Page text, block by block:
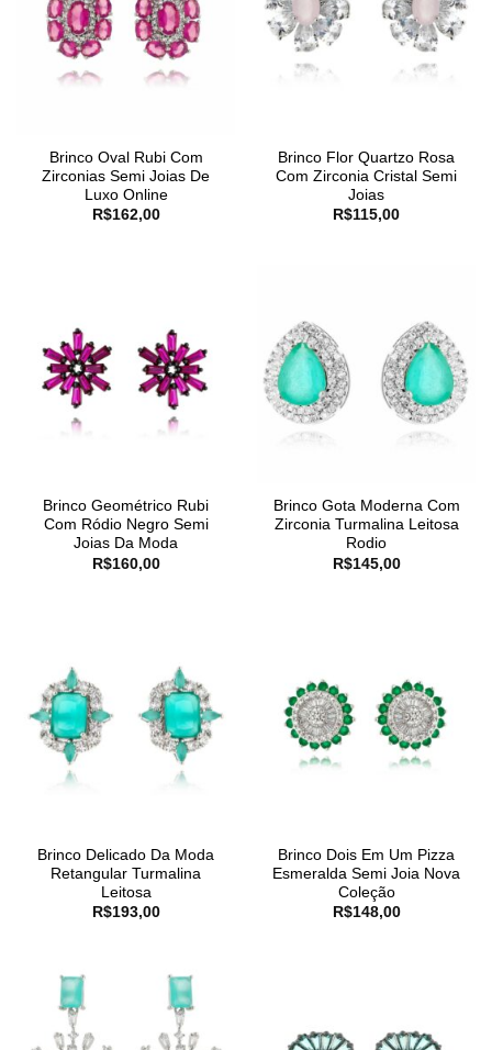
Brinco Oval Rubi Com
Zirconias Semi Joias De
Luxo Online
R$162,00
Brinco Flor Quartzo Rosa
Com Zirconia Cristal Semi
Joias
R$115,00
Brinco Geométrico Rubi
Com Ródio Negro Semi
Joias Da Moda
R$160,00
Brinco Gota Moderna Com
Zirconia Turmalina Leitosa
Rodio
R$145,00
Brinco Delicado Da Moda
Retangular Turmalina
Leitosa
R$193,00
Brinco Dois Em Um Pizza
Esmeralda Semi Joia Nova
Coleção
R$148,00